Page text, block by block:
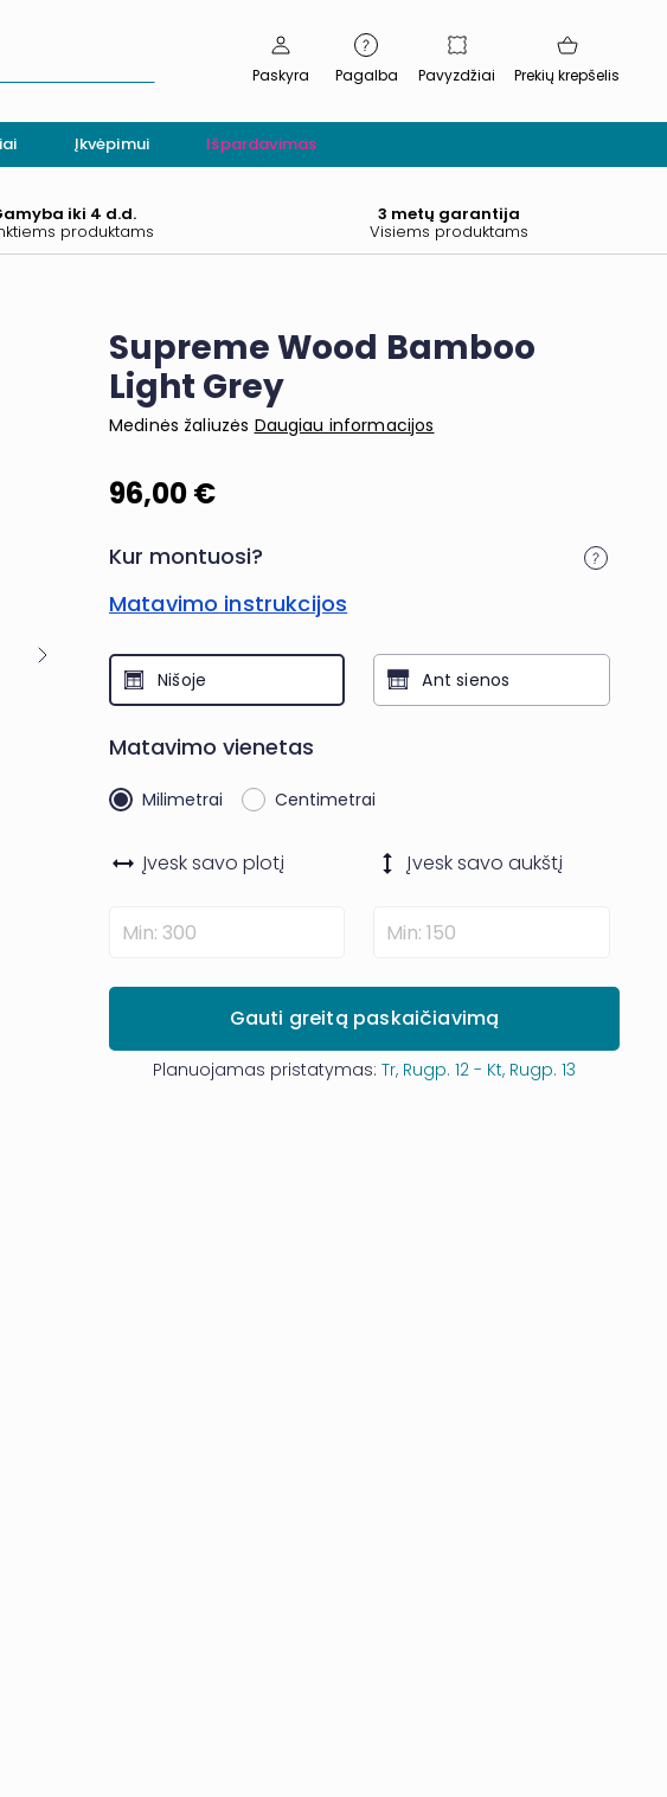
Paskyra Pagalba Pavyzdžiai Prekių krepšelis
Įkvėpimui Išpardavimas
iki 4 d.d.
produktams
3 metų garantija
Visiems produktams
Supreme Wood Bamboo
Light Grey
Medinės žaliuzės Daugiau informacijos
96,00 €
Kur montuosi?
Matavimo instrukcijos
Nišoje Ant sienos
Matavimo vienetas
Milimetrai Centimetrai
Įvesk savo plotį Įvesk savo aukštį
Gauti greitą paskaičiavimą
Planuojamas pristatymas: Tr, Rugp. 12 - Kt, Rugp. 13